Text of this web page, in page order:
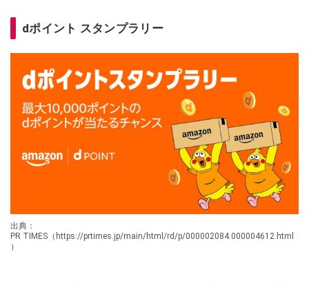
dポイント スタンプラリー
出典：
PR TIMES（https://prtimes.jp/main/html/rd/p/000002084.000004612.html
）